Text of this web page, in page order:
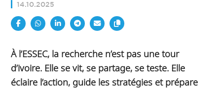
14.10.2025
À l’ESSEC, la recherche n’est pas une tour
d’ivoire. Elle se vit, se partage, se teste. Elle
éclaire l’action, guide les stratégies et prépare